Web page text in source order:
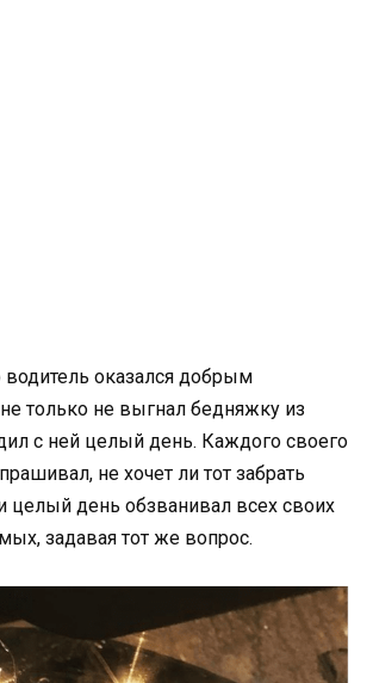
водитель оказался добрым
только не выгнал бедняжку из
с ней целый день. Каждого своего
не хочет ли тот забрать
целый день обзванивал всех своих
задавая тот же вопрос.